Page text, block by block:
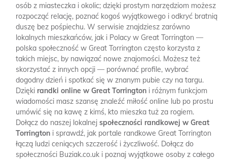
osób z miasteczka i okolic; dzięki prostym narzędziom możesz
rozpocząć relację, poznać kogoś wyjątkowego i odkryć bratnią
duszę bez pośpiechu. W serwisie znajdziesz zarówno
lokalnych mieszkańców, jak i Polacy w Great Torrington —
polska społeczność w Great Torrington często korzysta z
takich miejsc, by nawiązać nowe znajomości. Możesz też
skorzystać z innych opcji — porównać profile, wybrać
dogodny dzień i spotkać się w znanym pubie czy na targu.
Dzięki randki online w Great Torrington i różnym funkcjom
wiadomości masz szansę znaleźć miłość online lub po prostu
umówić się na kawę z kimś, kto mieszka tuż za rogiem.
Dołącz do naszej lokalnej społeczności randkowej w Great
Torrington i sprawdź, jak portale randkowe Great Torrington
łączą ludzi ceniących szczerość i życzliwość. Dołącz do
społeczności Buziak.co.uk i poznaj wyjątkowe osoby z całego